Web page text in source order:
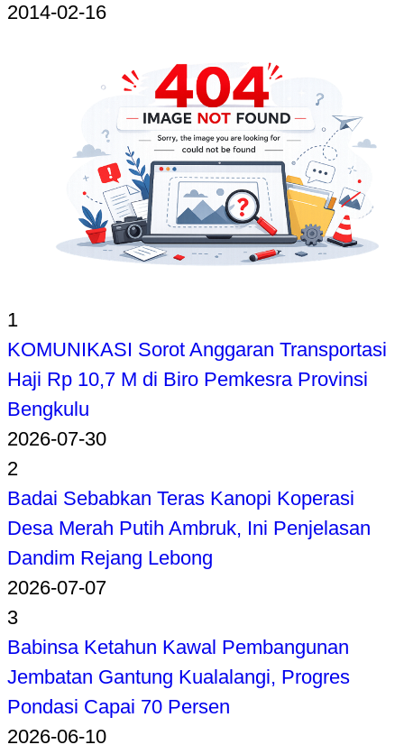
2014-02-16
1
KOMUNIKASI Sorot Anggaran Transportasi
Haji Rp 10,7 M di Biro Pemkesra Provinsi
Bengkulu
2026-07-30
2
Badai Sebabkan Teras Kanopi Koperasi
Desa Merah Putih Ambruk, Ini Penjelasan
Dandim Rejang Lebong
2026-07-07
3
Babinsa Ketahun Kawal Pembangunan
Jembatan Gantung Kualalangi, Progres
Pondasi Capai 70 Persen
2026-06-10